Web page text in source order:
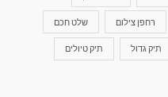
רחפן צילום שלט חכם
תיק גדול תיק טיולים